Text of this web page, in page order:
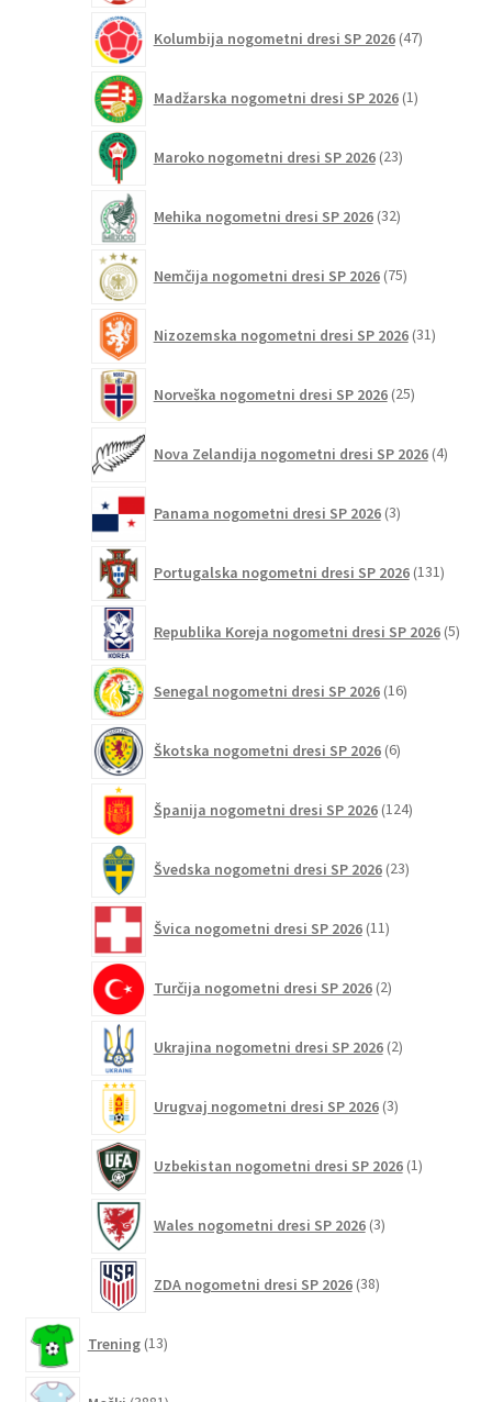
Kolumbija nogometni dresi SP 2026 47izdelkov
Madžarska nogometni dresi SP 2026 1izdelek
Maroko nogometni dresi SP 2026 23izdelkov
Mehika nogometni dresi SP 2026 32izdelkov
Nemčija nogometni dresi SP 2026 75izdelkov
Nizozemska nogometni dresi SP 2026 31izdelkov
Norveška nogometni dresi SP 2026 25izdelkov
Nova Zelandija nogometni dresi SP 2026 4izdelki
Panama nogometni dresi SP 2026 3izdelki
Portugalska nogometni dresi SP 2026 131
Republika Koreja nogometni dresi SP 2026 5
Senegal nogometni dresi SP 2026 16izdelkov
Škotska nogometni dresi SP 2026 6izdelkov
Španija nogometni dresi SP 2026 124izdelkov
Švedska nogometni dresi SP 2026 23izdelkov
Švica nogometni dresi SP 2026 11izdelkov
Turčija nogometni dresi SP 2026 2izdelka
Ukrajina nogometni dresi SP 2026 2izdelka
Urugvaj nogometni dresi SP 2026 3izdelki
Uzbekistan nogometni dresi SP 2026 1izdelek
Wales nogometni dresi SP 2026 3izdelki
ZDA nogometni dresi SP 2026 38izdelkov
Trening 13izdelkov